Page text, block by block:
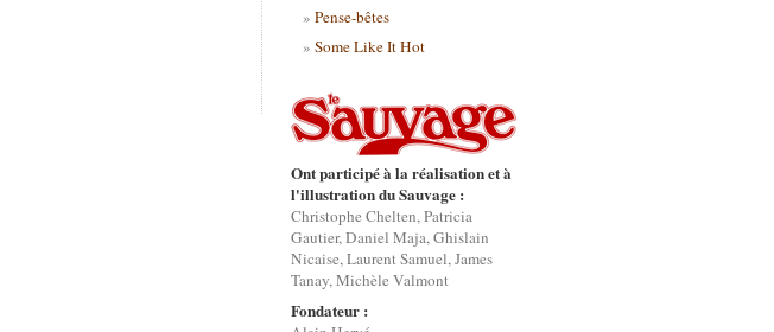
Pense-bêtes
Some Like It Hot
Ont participé à la réalisation et à
l'illustration du Sauvage :
Christophe Chelten, Patricia
Gautier, Daniel Maja, Ghislain
Nicaise, Laurent Samuel, James
Tanay, Michèle Valmont
Fondateur :